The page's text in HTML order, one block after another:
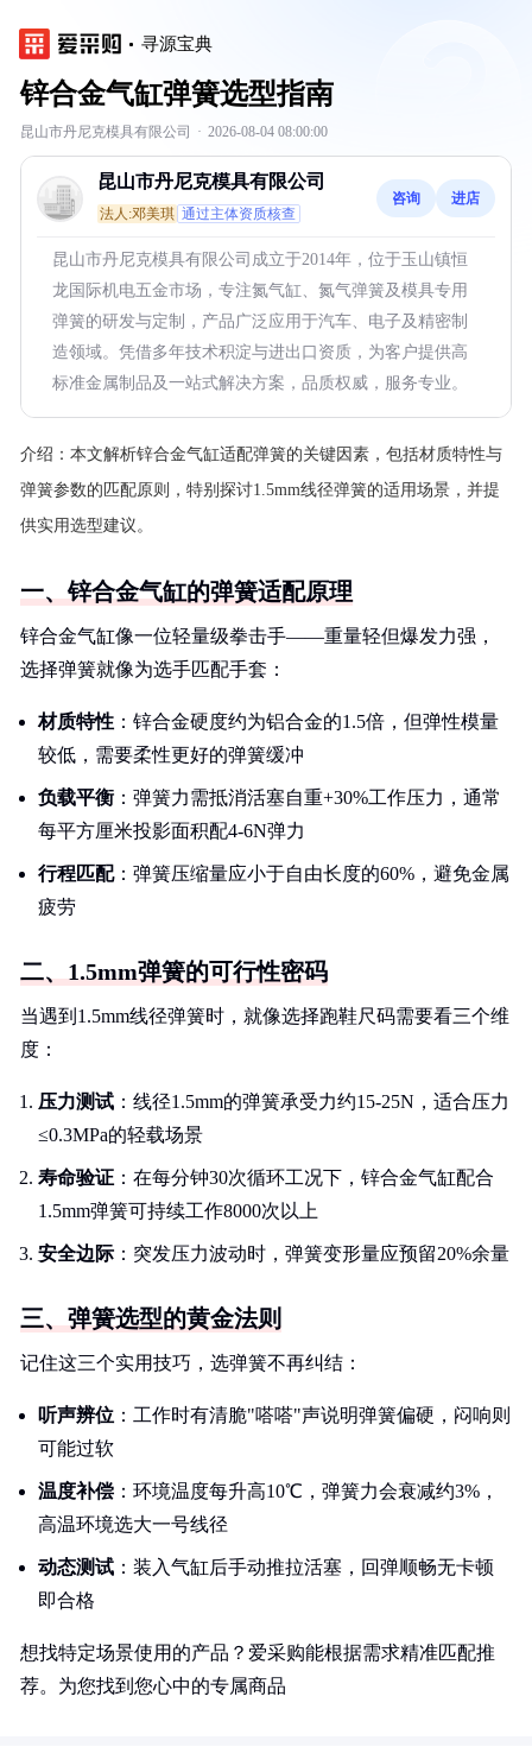
寻源宝典
锌合金气缸弹簧选型指南
昆山市丹尼克模具有限公司 · 2026-08-04 08:00:00
昆山市丹尼克模具有限公司
法人:邓美琪 通过主体资质核查
咨询 进店
昆山市丹尼克模具有限公司成立于2014年，位于玉山镇恒
龙国际机电五金市场，专注氮气缸、氮气弹簧及模具专用
弹簧的研发与定制，产品广泛应用于汽车、电子及精密制
造领域。凭借多年技术积淀与进出口资质，为客户提供高
标准金属制品及一站式解决方案，品质权威，服务专业。
介绍： 本文解析锌合金气缸适配弹簧的关键因素，包括材质特性与
弹簧参数的匹配原则，特别探讨1.5mm线径弹簧的适用场景，并提
供实用选型建议。
一、锌合金气缸的弹簧适配原理
锌合金气缸像一位轻量级拳击手——重量轻但爆发力强，
选择弹簧就像为选手匹配手套：
材质特性 ：锌合金硬度约为铝合金的1.5倍，但弹性模量
较低，需要柔性更好的弹簧缓冲
负载平衡 ：弹簧力需抵消活塞自重+30%工作压力，通常
每平方厘米投影面积配4-6N弹力
行程匹配：弹簧压缩量应小于自由长度的60%，避免金属
疲劳
二、1.5mm弹簧的可行性密码
当遇到1.5mm线径弹簧时，就像选择跑鞋尺码需要看三个维
度：
压力测试 ：线径1.5mm的弹簧承受力约15-25N，适合压力
≤0.3MPa的轻载场景
寿命验证 ：在每分钟30次循环工况下，锌合金气缸配合
1.5mm弹簧可持续工作8000次以上
安全边际 ：突发压力波动时，弹簧变形量应预留20%余量
三、弹簧选型的黄金法则
记住这三个实用技巧，选弹簧不再纠结：
听声辨位 ：工作时有清脆"嗒嗒"声说明弹簧偏硬，闷响则
可能过软
温度补偿 ：环境温度每升高10℃，弹簧力会衰减约3%，
高温环境选大一号线径
动态测试 ：装入气缸后手动推拉活塞，回弹顺畅无卡顿
即合格
想找特定场景使用的产品？爱采购能根据需求精准匹配推
荐。为您找到您心中的专属商品